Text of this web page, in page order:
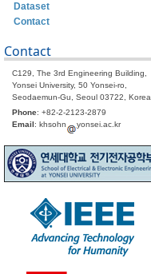
Dataset
Contact
Contact
C129, The 3rd Engineering Building,
Yonsei University, 50 Yonsei-ro,
Seodaemun-Gu, Seoul 03722, Korea
Phone: +82-2-2123-2879
Email: khsohn yonsei.ac.kr